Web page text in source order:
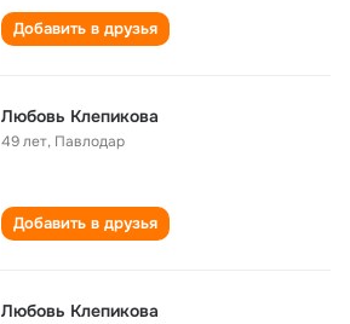
Добавить в друзья
Любовь Клепикова
49 лет, Павлодар
Добавить в друзья
Любовь Клепикова